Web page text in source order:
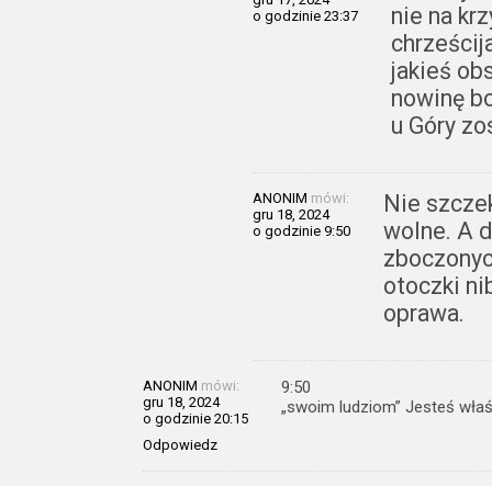
o godzinie 23:37
nie na
jakieś
nowinę
u Góry
ANONIM mówi:
gru 18, 2024
o godzinie 9:50
Nie
wolne. A
otoczki
oprawa.
ANONIM mówi:
gru 18, 2024
o godzinie 20:15
Odpowiedz
9:50
„swoim ludziom” Jesteś